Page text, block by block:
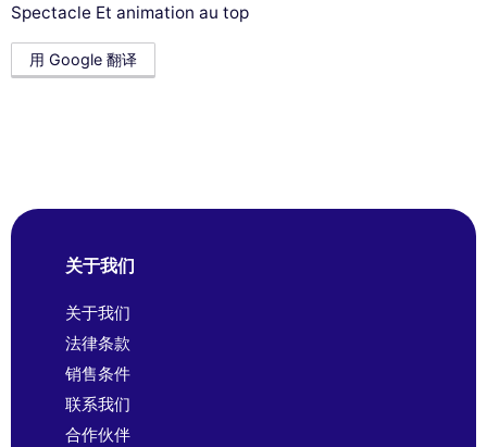
Spectacle Et animation au top
用 Google 翻译
关于我们
关于我们
法律条款
销售条件
联系我们
合作伙伴